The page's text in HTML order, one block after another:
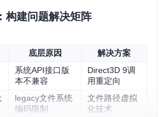
构建问题解决矩阵
底层原因
解决方案
系统API接口版
本不兼容
Direct3D 9调
用重定向
legacy文件系统
编码限制
文件路径虚拟
化技术